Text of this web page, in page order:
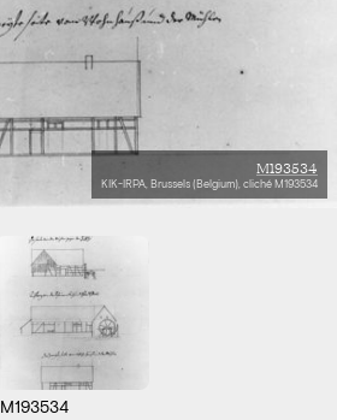
M193534
KIK-IRPA, Brussels (Belgium), cliché M193534
M193534